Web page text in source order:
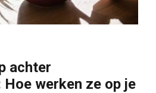
achter
werken ze op je